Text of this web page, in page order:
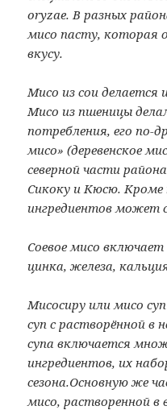
oryzae. В разных
мисо пасту, которая
вкусу.
Мисо из сои делается
Мисо из пшеницы
потребления, его по-
мисо» (деревенское
северной части
Сикоку и Кюсю. Кроме
ингредиентов может
Соевое мисо
цинка, железа,
Мисосиру или мисо
суп с растворённой в
супа включается
ингредиентов, их
сезона.Основную же
мисо, растворенной в